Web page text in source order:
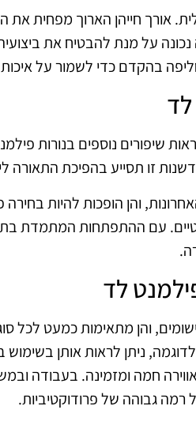
אורך חייהן הארוך מפחית את
נכונה על מנת להבטיח את
בהקדם כדי לשמור על
שיפורים נוספים בנורות
זו תסייע בהפיכת התאורה
והן הופכות להיות בחירה
עם ההתפתחות המתמדת
לד
והן מתאימות כמעט
ניתן לראות אותן בשימוש
חמה ומזמינה. בעבודה
רמה גבוהה של פרודוקטיביות.